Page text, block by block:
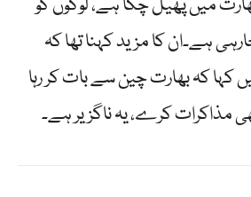
میں پھیل چکا ہے، لوگوں کو
ہے۔ان کا مزید کہنا تھا کہ
کہ بھارت چین سے بات کر رہا
مذاکرات کرے، یہ ناگزیر ہے۔